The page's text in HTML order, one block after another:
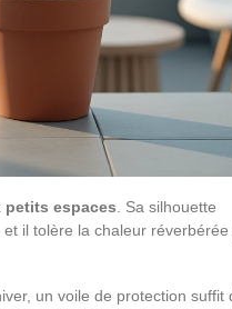
petits espaces. Sa silhouette
il tolère la chaleur
un voile de protection suffit